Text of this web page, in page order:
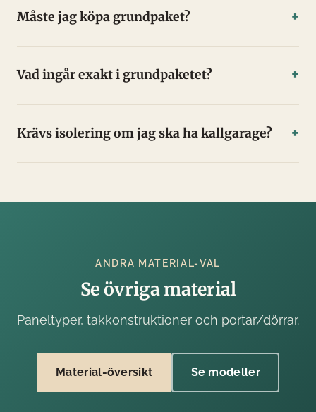
Måste jag köpa grundpaket?
Vad ingår exakt i grundpaketet?
Krävs isolering om jag ska ha kallgarage?
ANDRA MATERIAL-VAL
Se övriga material
Paneltyper, takkonstruktioner och portar/dörrar.
Material-översikt Se modeller